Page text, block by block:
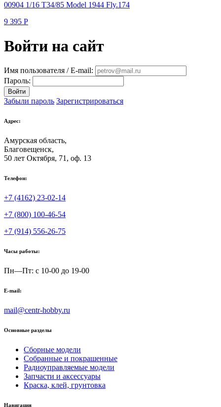
00904 1/16 T34/85 Model 1944 Fly.174
9 395 Р
Войти на сайт
Имя пользователя / E-mail:
Пароль:
Войти
Забыли пароль Зарегистрироваться
Адрес:
Амурская область,
Благовещенск,
50 лет Октября, 71, оф. 13
Телефон:
+7 (4162) 23-02-14
+7 (800) 100-46-54
+7 (914) 556-26-75
Часы работы:
Пн—Пт: с 10-00 до 19-00
E-mail:
mail@centr-hobby.ru
Основные разделы
Сборные модели
Собранные и покрашенные
Радиоуправляемые модели
Запчасти и аксессуары
Краска, клей, грунтовка
Навигация